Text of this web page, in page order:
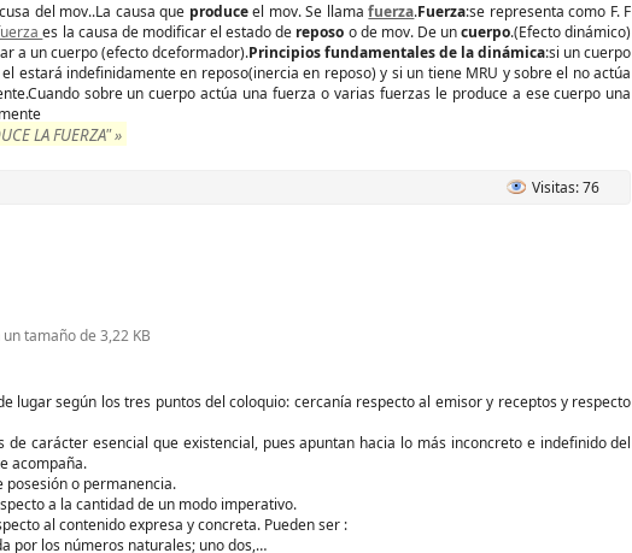
del mov..La causa que produceel mov. Se llamafuerza.Fuerza:se representa como F. F
es la causa de modificar el estado de reposo o de mov. De uncuerpo.(Efecto dinámico)
a un cuerpo (efecto dceformador).Principios fundamentales de la dinámica:si un cuerpo
estará indefinidamente en reposo(inercia en reposo) y si un tiene MRU y sobre el no actúa
sobre un cuerpo actúa una fuerza o varias fuerzas le produce a ese cuerpo una
LA FUERZA" »
Visitas: 76
tamaño de 3,22 KB
lugar según los tres puntos del coloquio: cercanía respecto al emisor y receptos y respecto
de carácter esencial que existencial, pues apuntan hacia lo más inconcreto e indefinido del
acompaña.
posesión o permanencia.
a la cantidad de un modo imperativo.
al contenido expresa y concreta. Pueden ser :
por los números naturales; uno dos,…